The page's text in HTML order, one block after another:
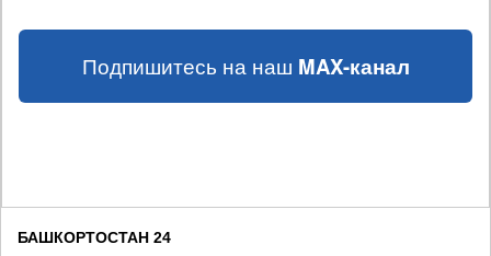
Подпишитесь на наш MAX-канал
БАШКОРТОСТАН 24